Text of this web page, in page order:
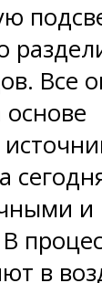
Все
и
в